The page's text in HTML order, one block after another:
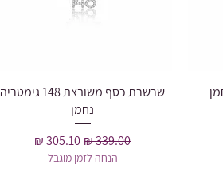
תצוגה מהירה
שרשרת כסף משובצת 148 גימטריה
נחמן
מחיר רגיל‏339.00 ‏₪ מחיר מבצע
הנחה לזמן מוגבל